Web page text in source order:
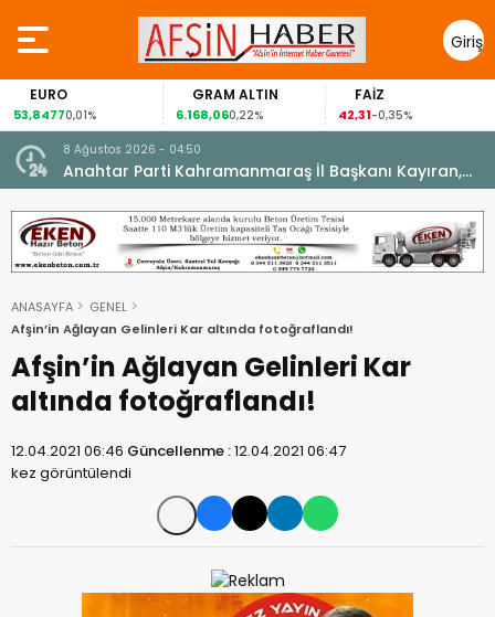
Giriş
Yap
0,01%
GRAM ALTIN
6.168,06 0,22% -0,35%
8 Ağustos 2026 - 04:50
Anahtar Parti Kahramanmaraş İl Başkanı Kayıran,
Afşin Teşkilatı ile buluştu.
ANASAYFA
GENEL
Afşin’in Ağlayan Gelinleri Kar altında fotoğraflandı!
Afşin’in Ağlayan Gelinleri Kar
altında fotoğraflandı!
12.04.2021 06:46 Güncellenme :12.04.2021 06:47
kez görüntülendi